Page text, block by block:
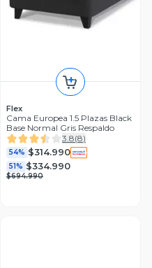
Flex
Cama Europea 1.5 Plazas Black
Base Normal Gris Respaldo
3.8(8)
54% $314.990
51% $334.990
$694.990